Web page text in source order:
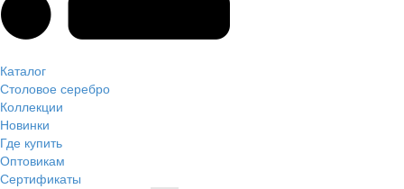
Каталог
Столовое серебро
Коллекции
Новинки
Где купить
Оптовикам
Сертификаты